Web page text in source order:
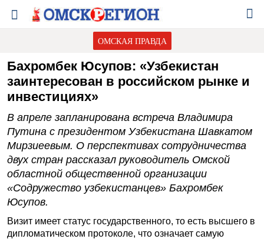
ОМСКАЯ ПРАВДА
Бахромбек Юсупов: «Узбекистан
заинтересован в российском рынке и
инвестициях»
В апреле запланирована встреча Владимира
Путина с президентом Узбекистана Шавкатом
Мирзиеевым. О перспективах сотрудничества
двух стран рассказал руководитель Омской
областной общественной организации
«Содружество узбекистанцев» Бахромбек
Юсупов.
Визит имеет статус государственного, то есть высшего в
дипломатическом протоколе, что означает самую